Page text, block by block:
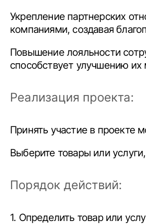
Укрепление партнерских
компаниями, создавая
Повышение лояльности
способствует улучшению
Реализация проекта:
Принять участие в проекте
Выберите товары или
Порядок действий:
1. Определить товар или